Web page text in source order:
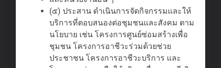
(๕) ประสาน ดําเนินการจัดกิจกรรมและให้
บริการที่ตอบสนองต่อชุมชนและสังคม ตาม
นโยบาย เช่น โครงการศูนย์ซ่อมสร้างเพื่อ
ชุมชน โครงการอาชีวะร่วมด้วยช่วย
ประชาชน โครงการอาชีวะบริการ และ